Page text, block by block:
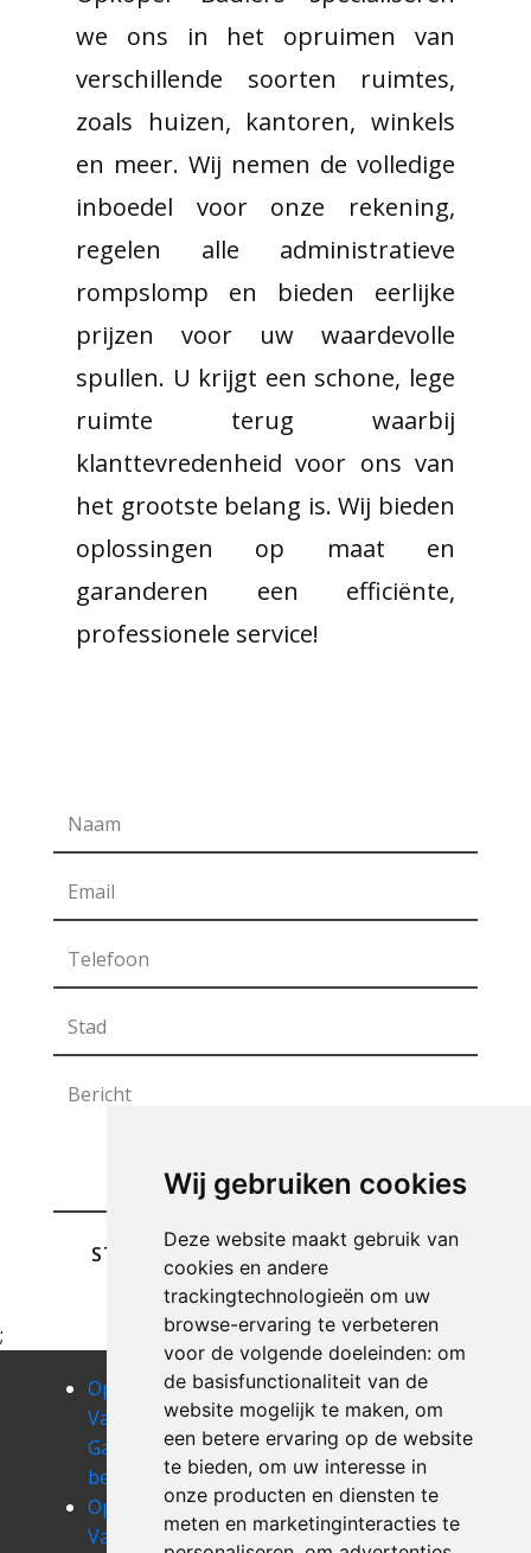
Wij gebruiken cookies
Deze website maakt gebruik van
cookies en andere
trackingtechnologieën om uw
browse-ervaring te verbeteren
voor de volgende doeleinden: om
de basisfunctionaliteit van de
website mogelijk te maken, om
een betere ervaring op de website
te bieden, om uw interesse in
onze producten en diensten te
meten en marketinginteracties te
we ons in het opruimen van
verschillende soorten ruimtes,
zoals huizen, kantoren, winkels
en meer. Wij nemen de volledige
inboedel voor onze rekening,
regelen alle administratieve
rompslomp en bieden eerlijke
prijzen voor uw waardevolle
spullen. U krijgt een schone, lege
ruimte terug waarbij
klanttevredenheid voor ons van
het grootste belang is. Wij bieden
oplossingen op maat en
garanderen een efficiënte,
professionele service!
STUREN
;
Opruimen
Van Uw
Garage
bevekom
Opruimen
Van Uw
Garage
bierges
Opruimen
Van Uw
Garage
bierghes
Opruimen
Van Uw
Opruimen
Van Uw
Opruimen
Van Uw